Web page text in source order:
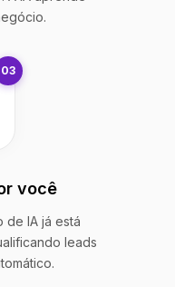
03
você
de IA já está
leads